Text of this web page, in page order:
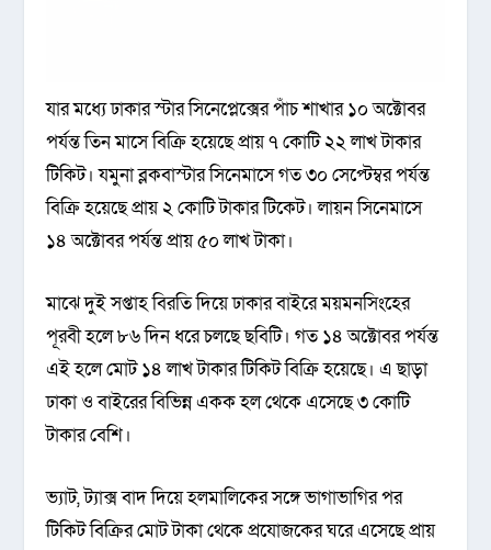
যার মধ্যে ঢাকার স্টার সিনেপ্লেক্সের পাঁচ শাখার ১০ অক্টোবর
পর্যন্ত তিন মাসে বিক্রি হয়েছে প্রায় ৭ কোটি ২২ লাখ টাকার
টিকিট। যমুনা ব্লকবাস্টার সিনেমাসে গত ৩০ সেপ্টেম্বর পর্যন্ত
বিক্রি হয়েছে প্রায় ২ কোটি টাকার টিকেট। লায়ন সিনেমাসে
১৪ অক্টোবর পর্যন্ত প্রায় ৫০ লাখ টাকা।
মাঝে দুই সপ্তাহ বিরতি দিয়ে ঢাকার বাইরে ময়মনসিংহের
পূরবী হলে ৮৬ দিন ধরে চলছে ছবিটি। গত ১৪ অক্টোবর পর্যন্ত
এই হলে মোট ১৪ লাখ টাকার টিকিট বিক্রি হয়েছে। এ ছাড়া
ঢাকা ও বাইরের বিভিন্ন একক হল থেকে এসেছে ৩ কোটি
টাকার বেশি।
ভ্যাট, ট্যাক্স বাদ দিয়ে হলমালিকের সঙ্গে ভাগাভাগির পর
টিকিট বিক্রির মোট টাকা থেকে প্রযোজকের ঘরে এসেছে প্রায়